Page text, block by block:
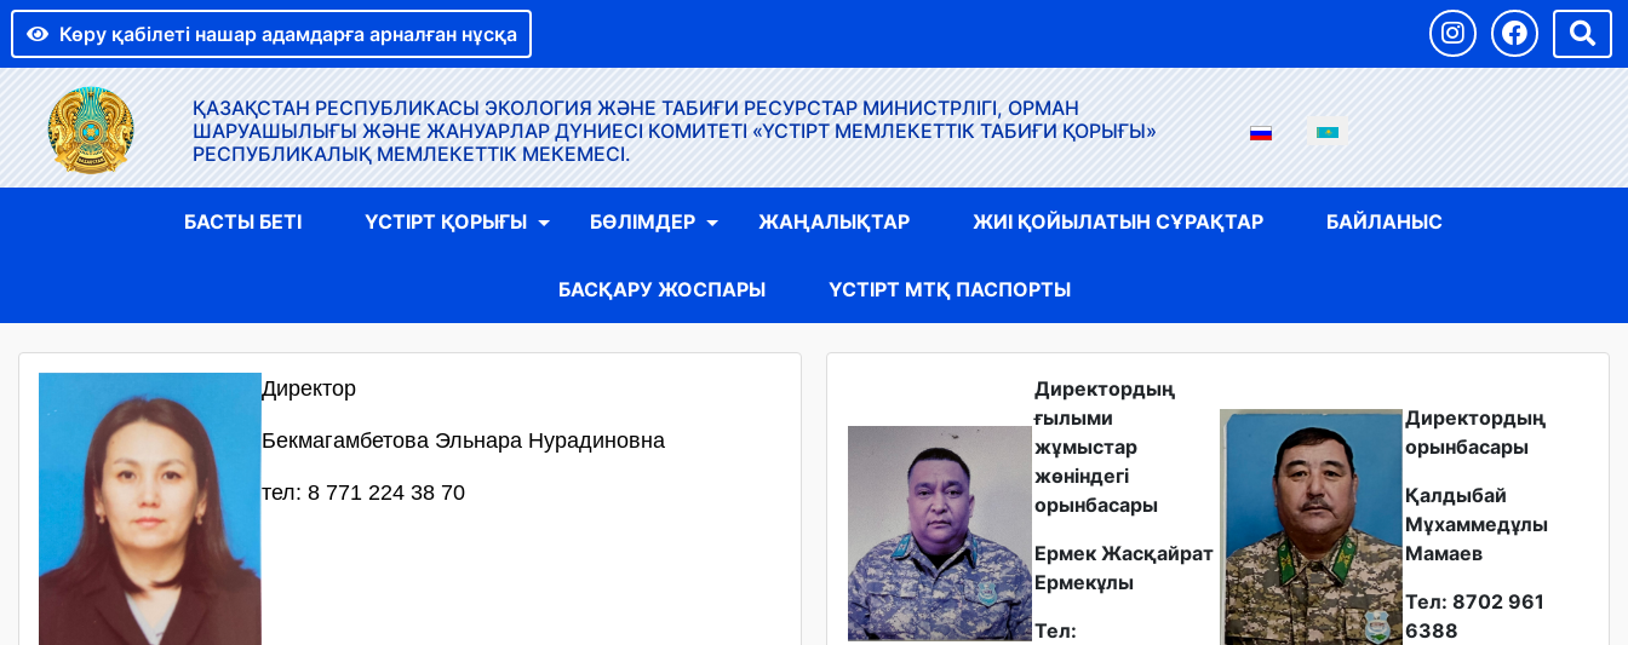
Көру қабілеті нашар адамдарға арналған нұсқа
ҚАЗАҚСТАН РЕСПУБЛИКАСЫ ЭКОЛОГИЯ ЖӘНЕ ТАБИҒИ РЕСУРСТАР МИНИСТРЛІГІ, ОРМАН
ШАРУАШЫЛЫҒЫ ЖӘНЕ ЖАНУАРЛАР ДҮНИЕСІ КОМИТЕТІ «ҮСТІРТ МЕМЛЕКЕТТІК ТАБИҒИ ҚОРЫҒЫ»
РЕСПУБЛИКАЛЫҚ МЕМЛЕКЕТТІК МЕКЕМЕСІ.
БАСТЫ БЕТІ ҮСТІРТ ҚОРЫҒЫ БӨЛІМДЕР ЖАҢАЛЫҚТАР ЖИІ ҚОЙЫЛАТЫН СҰРАҚТАР БАЙЛАНЫС
БАСҚАРУ ЖОСПАРЫ ҮСТІРТ МТҚ ПАСПОРТЫ
Директор
Бекмагамбетова Эльнара Нурадиновна
тел: 8 771 224 38 70
Директордың
ғылыми
жұмыстар
жөніндегі
орынбасары
Ермек Жасқайрат
Ермекұлы
Тел:
Директордың
орынбасары
Қалдыбай
Мұхаммедұлы
Мамаев
Тел: 8702 961
6388